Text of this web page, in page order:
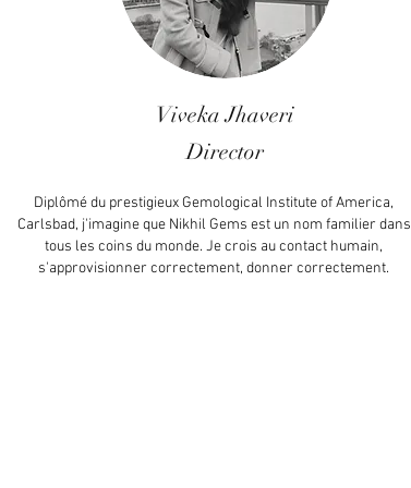
Viveka Jhaveri
Director
Diplômé du prestigieux Gemological Institute of America,
Carlsbad, j'imagine que Nikhil Gems est un nom familier dans
tous les coins du monde. Je crois au contact humain,
s'approvisionner correctement, donner correctement.